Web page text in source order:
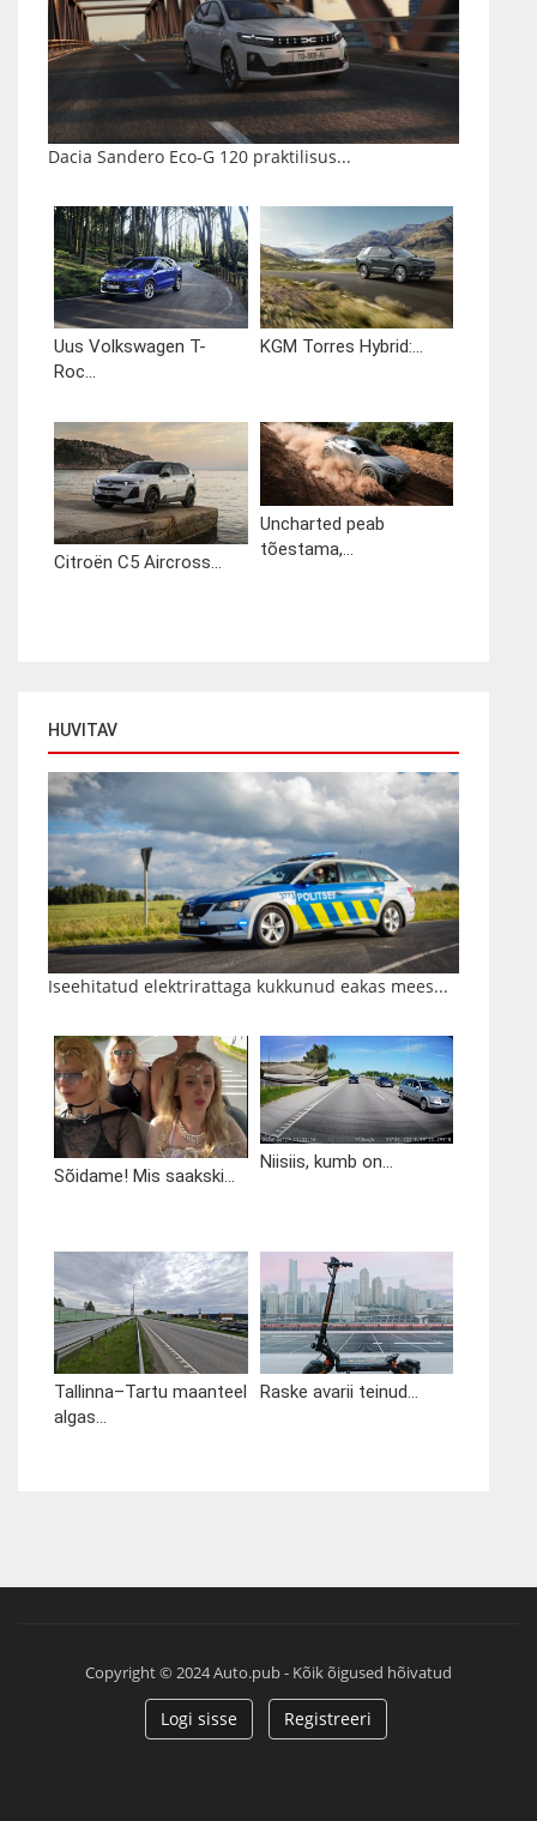
Dacia Sandero Eco-G 120 praktilisus...
Uus Volkswagen T-
Roc...
KGM Torres Hybrid:...
Citroën C5 Aircross...
Uncharted peab
tõestama,...
HUVITAV
Iseehitatud elektrirattaga kukkunud eakas mees...
Sõidame! Mis saakski...
Niisiis, kumb on...
Tallinna–Tartu maanteel
algas...
Raske avarii teinud...
Copyright © 2024 Auto.pub - Kõik õigused hõivatud
Logi sisse Registreeri